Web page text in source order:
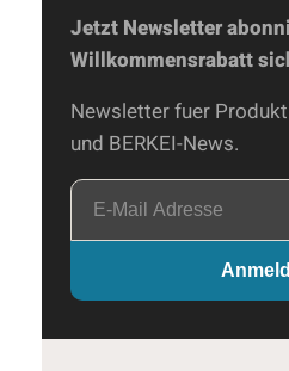
Jetzt Newsletter
Willkommensrabatt
Newsletter fuer
und BERKEI-News.
E-
Mail
Adresse